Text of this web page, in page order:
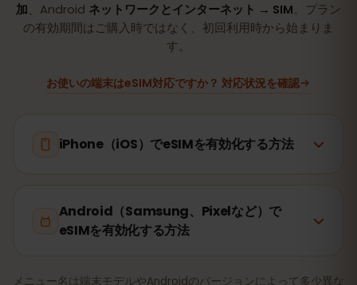
加、Android ネットワークとインターネット → SIM 。プラン
の有効期間はご購入時ではなく、初回利用時から始まりま
す。
お使いの端末はeSIM対応ですか？ 対応状況を確認
iPhone（iOS）でeSIMを有効化する方法
Android（Samsung、Pixelなど）で
eSIMを有効化する方法
メニュー名は端末モデルやAndroidのバージョンによって多少異な